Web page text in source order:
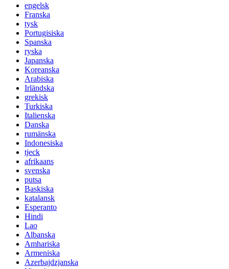
engelsk
Franska
tysk
Portugisiska
Spanska
ryska
Japanska
Koreanska
Arabiska
Irländska
grekisk
Turkiska
Italienska
Danska
rumänska
Indonesiska
tjeck
afrikaans
svenska
putsa
Baskiska
katalansk
Esperanto
Hindi
Lao
Albanska
Amhariska
Armeniska
Azerbajdzjanska